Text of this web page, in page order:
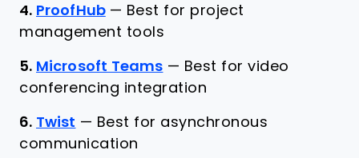
4. ProofHub — Best for project
management tools
5. Microsoft Teams — Best for video
conferencing integration
6. Twist — Best for asynchronous
communication